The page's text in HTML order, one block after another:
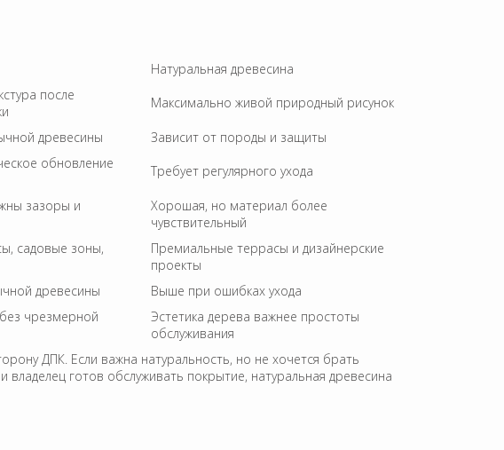
Натуральная древесина
после
Максимально живой природный рисунок
древесины
Зависит от породы и защиты
обновление
Требует регулярного ухода
зазоры и
Хорошая, но материал более
чувствительный
садовые зоны,
Премиальные террасы и дизайнерские
проекты
древесины
Выше при ошибках ухода
чрезмерной
Эстетика дерева важнее простоты
обслуживания
ДПК. Если важна натуральность, но не хочется брать
готов обслуживать покрытие, натуральная древесина